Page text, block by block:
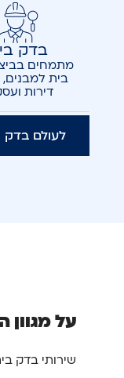
בדק
מתמחים
בית למבנים,
דירות
לעולם בדק
על מגוון
שירותי בדק